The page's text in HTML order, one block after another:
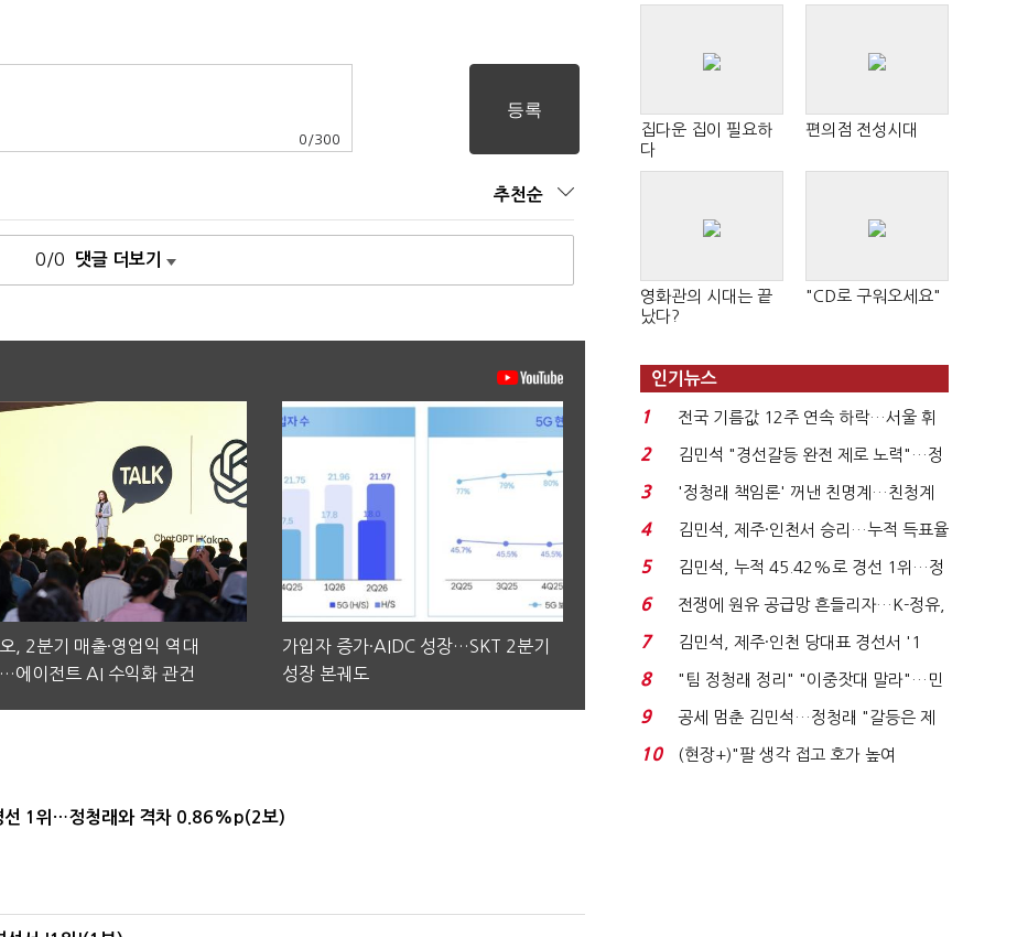
0 /300
추천순
0/0 댓글 더보기
, 2분기 매출·영업익 역대
에이전트 AI 수익화 관건
가입자 증가·AIDC 성장…SKT 2분기
성장 본궤도
선 1위…정청래와 격차 0.86%p(2보)
집다운 집이 필요하
다
편의점 전성시대
영화관의 시대는 끝
났다?
"CD로 구워오세요"
인기뉴스
1
전국 기름값 12주 연속 하락…서울 휘
발윳값 1909원...
2
김민석 "경선갈등 완전 제로 노력"…정
청래 "반명 공세 사...
3
'정청래 책임론' 꺼낸 친명계…친청계
는 추가투표 때리기...
4
김민석, 제주·인천서 승리…누적 득표율
'1위 탈환'(종합)...
5
김민석, 누적 45.42%로 경선 1위…정
청래와 격차 0.86%p(...
6
전쟁에 원유 공급망 흔들리자…K-정유,
에너지안보 핵심...
7
김민석, 제주·인천 당대표 경선서 '1
위'(1보)...
8
"팀 정청래 정리" "이중잣대 말라"…민
주 최고위원 계파 다...
9
공세 멈춘 김민석…정청래 "갈등은 제
가 수습"
10
(현장+)"팔 생각 접고 호가 높여